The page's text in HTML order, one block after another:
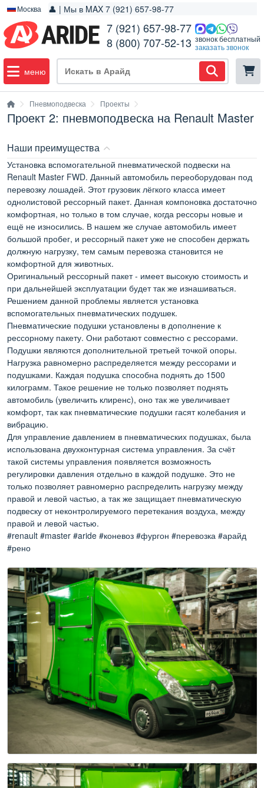
Москва 👤 | Мы в MAX 7 (921) 657-98-77
7 (921) 657-98-77
8 (800) 707-52-13 звонок бесплатный
заказать звонок
меню
Пневмоподвеска Проекты
Проект 2: пневмоподвеска на Renault Master
Наши преимущества
Установка вспомогательной пневматической подвески на
Renault Master FWD. Данный автомобиль переоборудован под
перевозку лошадей. Этот грузовик лёгкого класса имеет
однолистовой рессорный пакет. Данная компоновка достаточно
комфортная, но только в том случае, когда рессоры новые и
ещё не износились. В нашем же случае автомобиль имеет
большой пробег, и рессорный пакет уже не способен держать
должную нагрузку, тем самым перевозка становится не
комфортной для животных.
Оригинальный рессорный пакет - имеет высокую стоимость и
при дальнейшей эксплуатации будет так же изнашиваться.
Решением данной проблемы является установка
вспомогательных пневматических подушек.
Пневматические подушки установлены в дополнение к
рессорному пакету. Они работают совместно с рессорами.
Подушки являются дополнительной третьей точкой опоры.
Нагрузка равномерно распределяется между рессорами и
подушками. Каждая подушка способна поднять до 1500
килограмм. Такое решение не только позволяет поднять
автомобиль (увеличить клиренс), оно так же увеличивает
комфорт, так как пневматические подушки гасят колебания и
вибрацию.
Для управление давлением в пневматических подушках, была
использована двухконтурная система управления. За счёт
такой системы управления появляется возможность
регулировки давления отдельно в каждой подушке. Это не
только позволяет равномерно распределить нагрузку между
правой и левой частью, а так же защищает пневматическую
подвеску от неконтролируемого перетекания воздуха, между
правой и левой частью.
#renault #master #aride #коневоз #фургон #перевозка #арайд
#рено